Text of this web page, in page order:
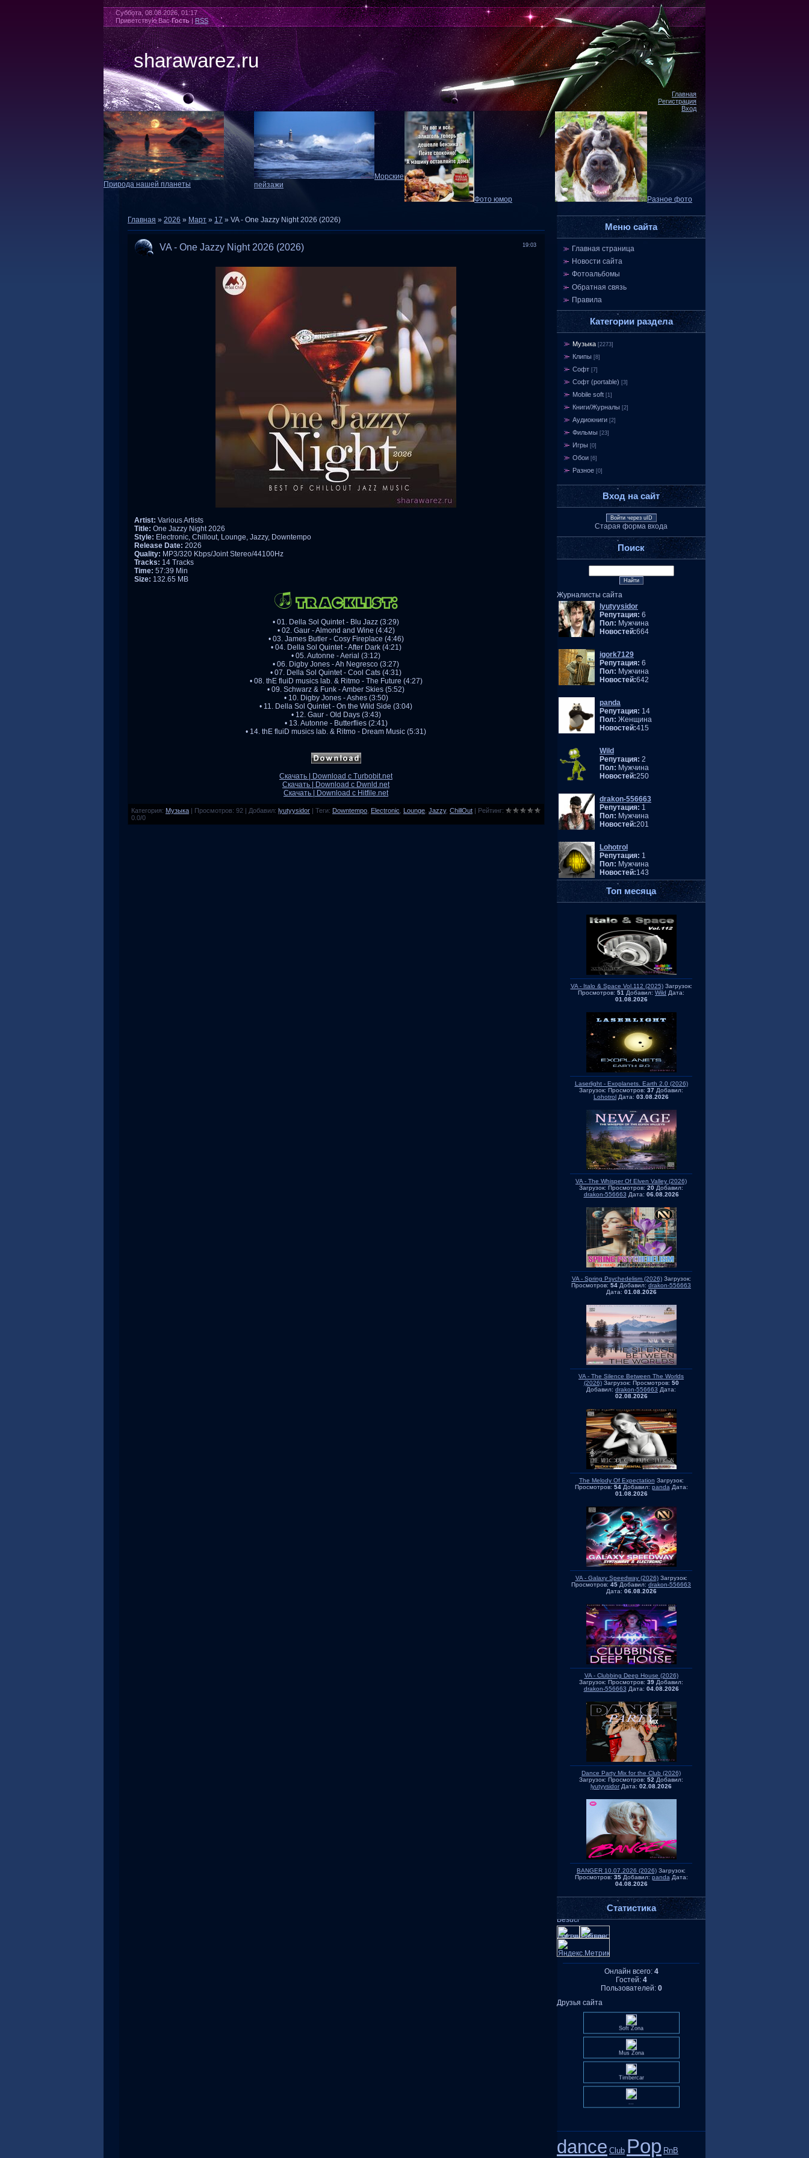
Суббота, 08.08.2026, 01:17
Приветствую Вас Гость|RSS
sharawarez.ru
Главная
Регистрация
Вход
Природа нашей планеты
Морские
пейзажи
Фото юмор
Разное фото
Главная » 2026 » Март » 17 » VA - One Jazzy Night 2026 (2026)
19:03
VA - One Jazzy Night 2026 (2026)
Artist: Various Artists
Title: One Jazzy Night 2026
Style: Electronic, Chillout, Lounge, Jazzy, Downtempo
Release Date: 2026
Quality: MP3/320 Kbps/Joint Stereo/44100Hz
Tracks: 14 Tracks
Time: 57:39 Min
Size: 132.65 MB
• 01. Della Sol Quintet - Blu Jazz (3:29)
• 02. Gaur - Almond and Wine (4:42)
• 03. James Butler - Cosy Fireplace (4:46)
• 04. Della Sol Quintet - After Dark (4:21)
• 05. Autonne - Aerial (3:12)
• 06. Digby Jones - Ah Negresco (3:27)
• 07. Della Sol Quintet - Cool Cats (4:31)
• 08. thE fluiD musics lab. & Ritmo - The Future (4:27)
• 09. Schwarz & Funk - Amber Skies (5:52)
• 10. Digby Jones - Ashes (3:50)
• 11. Della Sol Quintet - On the Wild Side (3:04)
• 12. Gaur - Old Days (3:43)
• 13. Autonne - Butterflies (2:41)
• 14. thE fluiD musics lab. & Ritmo - Dream Music (5:31)
Скачать | Download с Turbobit.net
Скачать | Download с Dwnld.net
Скачать | Download с Hitfile.net
Категория: Музыка | Просмотров: 92 | Добавил: lyutyysidor | Теги: Downtempo Electronic Lounge Jazzy, ChillOut | Рейтинг:
0.0/0
Меню сайта
Главная страница
Новости сайта
Фотоальбомы
Обратная связь
Правила
Категории раздела
Музыка [2273]
Клипы [8]
Софт [7]
Софт (portable) [3]
Mobile soft [1]
Книги/Журналы [2]
Аудиокниги [2]
Фильмы [23]
Игры [0]
Обои [6]
Разное [0]
Вход на сайт
Войти через uID
Старая форма входа
Поиск
Журналисты сайта
lyutyysidor
Репутация: 6
Пол: Мужчина
Новостей:664
igork7129
Репутация: 6
Пол: Мужчина
Новостей:642
panda
Репутация: 14
Пол: Женщина
Новостей:415
Wild
Репутация: 2
Пол: Мужчина
Новостей:250
drakon-556663
Репутация: 1
Пол: Мужчина
Новостей:201
Lohotrol
Репутация: 1
Пол: Мужчина
Новостей:143
Топ месяца
VA - Italo & Space Vol.112 (2025)Загрузок:
Просмотров: 51 Добавил: Wild Дата:
01.08.2026
Laserlight - Exoplanets. Earth 2.0 (2026)
Загрузок: Просмотров: 37 Добавил:
Lohotrol Дата: 03.08.2026
VA - The Whisper Of Elven Valley (2026)
Загрузок: Просмотров: 20 Добавил:
drakon-556663 Дата: 06.08.2026
VA - Spring Psychedelism (2026)Загрузок:
Просмотров: 54 Добавил: drakon-556663
Дата: 01.08.2026
VA - The Silence Between The Worlds
(2026)Загрузок: Просмотров: 50
Добавил: drakon-556663 Дата:
02.08.2026
The Melody Of Expectation Загрузок:
Просмотров: 54Добавил: panda Дата:
01.08.2026
VA - Galaxy Speedway (2026)Загрузок:
Просмотров: 45 Добавил: drakon-556663
Дата: 06.08.2026
VA - Clubbing Deep House (2026)
Загрузок: Просмотров: 39 Добавил:
drakon-556663 Дата: 04.08.2026
Dance Party Mix for the Club (2026)
Загрузок: Просмотров: 52 Добавил:
lyutyysidorДата: 02.08.2026
BANGER 10.07.2026 (2026) Загрузок:
Просмотров: 35Добавил: panda Дата:
04.08.2026
Статистика
Онлайн всего: 4
Гостей: 4
Пользователей: 0
Друзья сайта
Soft Zona
Mus Zona
Timbercar
...
dance Club Pop RnB